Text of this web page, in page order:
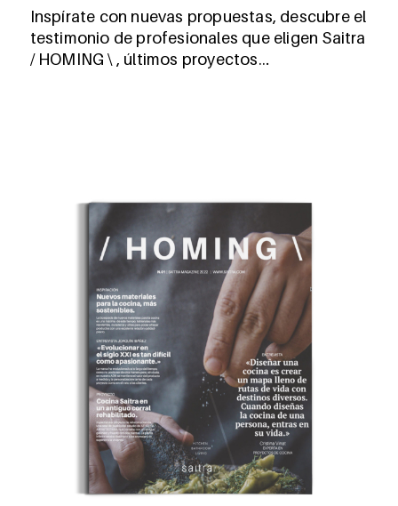
Inspírate con nuevas propuestas, descubre el
testimonio de profesionales que eligen Saitra
/ HOMING \ , últimos proyectos…